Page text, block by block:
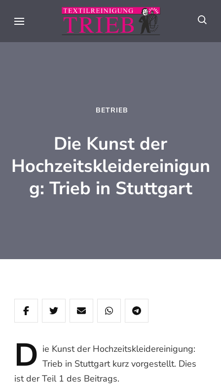
Trieb
Textilpflege seit
BETRIEB
Die Kunst der
Hochzeitskleidereinigun
g: Trieb in Stuttgart
D ie Kunst der Hochzeitskleidereinigung:
Trieb in Stuttgart kurz vorgestellt. Dies
ist der Teil 1 des Beitrags.